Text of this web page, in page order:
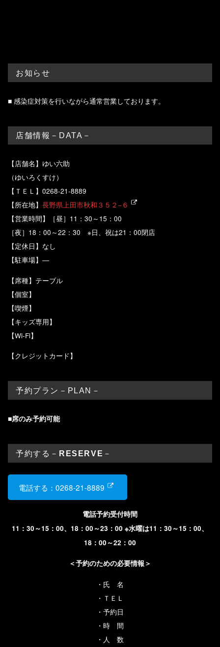
お知らせ
■ 感染症対策を行いながら通常営業しております。
店舗情報－DATA－
【店舗名】ゆい六助
（ゆいろくすけ）
【ＴＥＬ】0268-21-8889
【所在地】 長野県上田市秋和３５２−６
【営業時間】［昼］11：30～15：00
［夜］18：00～22：30 ※日、祝は21：00閉店
【定休日】なし
【駐車場】―
【席種】テーブル
【個室】
【喫煙】
【キッズ専用】
【Wi-Fi】
【クレジットカード】
予約プラン－PLAN－
■席のみ予約可能
予約する－ RESERVE －
電話する：0268-21-8889
電話予約受付時間
11：30～15：00、18：00～23：00 ※水曜は11：30～15：00、
18：00～22：00
＜予約のための必要情報＞
・氏 名
・ＴＥＬ
・予約日
・時 間
・人 数